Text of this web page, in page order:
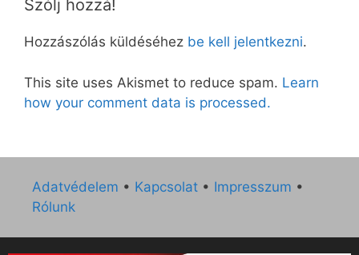
Szólj hozzá!
Hozzászólás küldéséhez be kell jelentkezni.
This site uses Akismet to reduce spam. Learn
how your comment data is processed.
Adatvédelem • Kapcsolat • Impresszum •
Rólunk